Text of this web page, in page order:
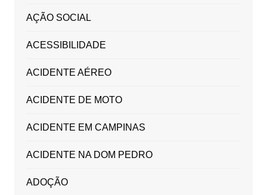
AÇÃO SOCIAL
ACESSIBILIDADE
ACIDENTE AÉREO
ACIDENTE DE MOTO
ACIDENTE EM CAMPINAS
ACIDENTE NA DOM PEDRO
ADOÇÃO